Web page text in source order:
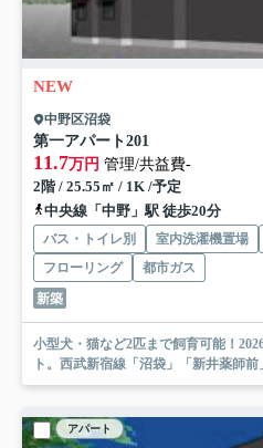
NEW
中野区沼袋
第一アパート201
11.7万円 管理/共益費-
2階 / 25.55㎡ / 1K /予定
中央線「中野」駅 徒歩20分
バス・トイレ別 室内洗濯機置場
フローリング
都市ガス
新築
小型犬・猫など2匹まで飼育可能！
ト。西武新宿線「沼袋」「新井薬師
アパート